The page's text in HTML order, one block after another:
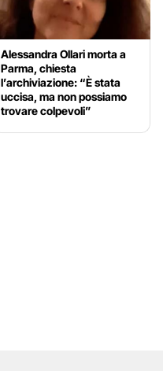
Alessandra Ollari morta a
Parma, chiesta
l’archiviazione: “È stata
uccisa, ma non possiamo
trovare colpevoli”